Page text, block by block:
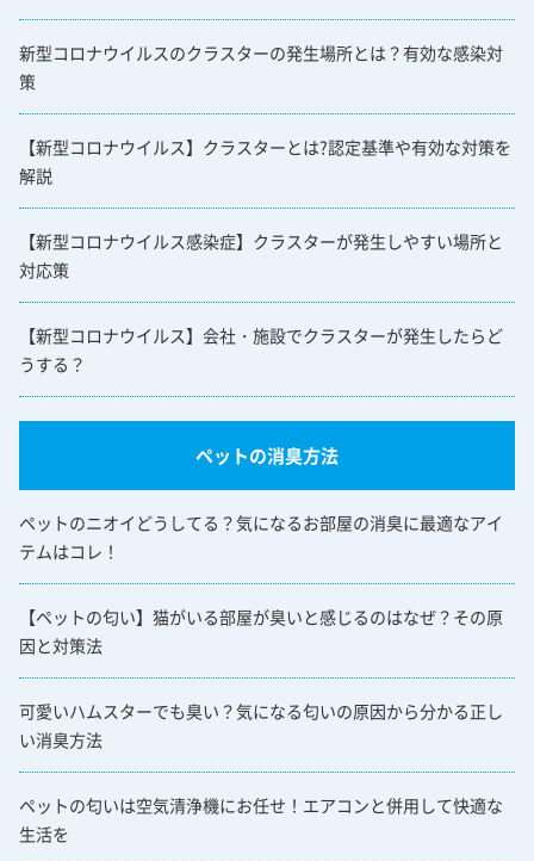
新型コロナウイルスのクラスターの発生場所とは？有効な感染対
策
【新型コロナウイルス】クラスターとは?認定基準や有効な対策を
解説
【新型コロナウイルス感染症】クラスターが発生しやすい場所と
対応策
【新型コロナウイルス】会社・施設でクラスターが発生したらど
うする？
ペットの消臭方法
ペットのニオイどうしてる？気になるお部屋の消臭に最適なアイ
テムはコレ！
【ペットの匂い】猫がいる部屋が臭いと感じるのはなぜ？その原
因と対策法
可愛いハムスターでも臭い？気になる匂いの原因から分かる正し
い消臭方法
ペットの匂いは空気清浄機にお任せ！エアコンと併用して快適な
生活を